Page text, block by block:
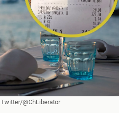
Twitter/@ChLiberator